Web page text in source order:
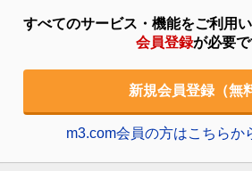
すべてのサービス・機能をご利用
会員登録が必要
新規会員登録（無
m3.com会員の方はこちらか